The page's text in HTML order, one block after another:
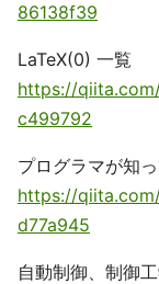
86138f39
LaTeX(0) 一覧
https://
c499792
プログラマが知
https://
d77a945
自動制御、制御工